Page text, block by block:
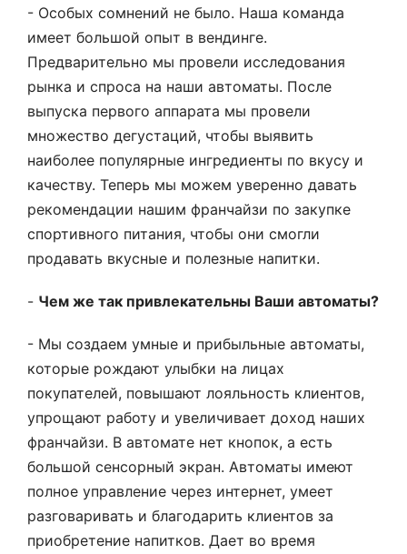
- Особых сомнений не было. Наша команда
имеет большой опыт в вендинге.
Предварительно мы провели исследования
рынка и спроса на наши автоматы. После
выпуска первого аппарата мы провели
множество дегустаций, чтобы выявить
наиболее популярные ингредиенты по вкусу и
качеству. Теперь мы можем уверенно давать
рекомендации нашим франчайзи по закупке
спортивного питания, чтобы они смогли
продавать вкусные и полезные напитки.
- Чем же так привлекательны Ваши автоматы?
- Мы создаем умные и прибыльные автоматы,
которые рождают улыбки на лицах
покупателей, повышают лояльность клиентов,
упрощают работу и увеличивает доход наших
франчайзи. В автомате нет кнопок, а есть
большой сенсорный экран. Автоматы имеют
полное управление через интернет, умеет
разговаривать и благодарить клиентов за
приобретение напитков. Дает во время